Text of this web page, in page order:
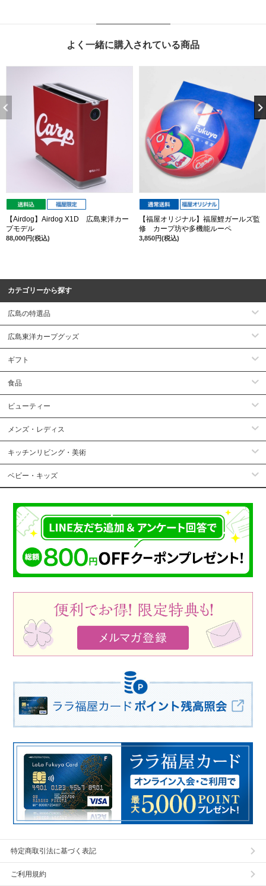
よく一緒に購入されている商品
【Airdog】Airdog X1D 広島東洋カー
プモデル
88,000円(税込)
【福屋オリジナル】福屋鯉ガールズ監
修 カープ坊や多機能ルーペ
3,850円(税込)
カテゴリーから探す
広島の特選品
広島東洋カープグッズ
ギフト
食品
ビューティー
メンズ・レディス
キッチンリビング・美術
ベビー・キッズ
特定商取引法に基づく表記
ご利用規約